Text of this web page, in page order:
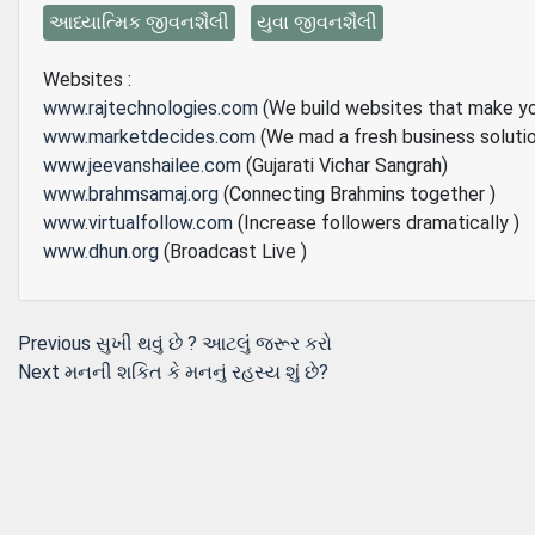
આધ્યાત્મિક જીવનશૈલી યુવા જીવનશૈલી
Websites :
www.rajtechnologies.com (We build websites that make
www.marketdecides.com (We mad a fresh business
www.jeevanshailee.com (Gujarati Vichar Sangrah)
www.brahmsamaj.org (Connecting Brahmins together )
www.virtualfollow.com (Increase followers dramatically )
www.dhun.org (Broadcast Live )
Post
Previous Previous
post:
સુખી થવું છે ? આટલું જરૂર કરો
Next Next
મનની શકિત કે મનનું રહસ્ય શું છે?